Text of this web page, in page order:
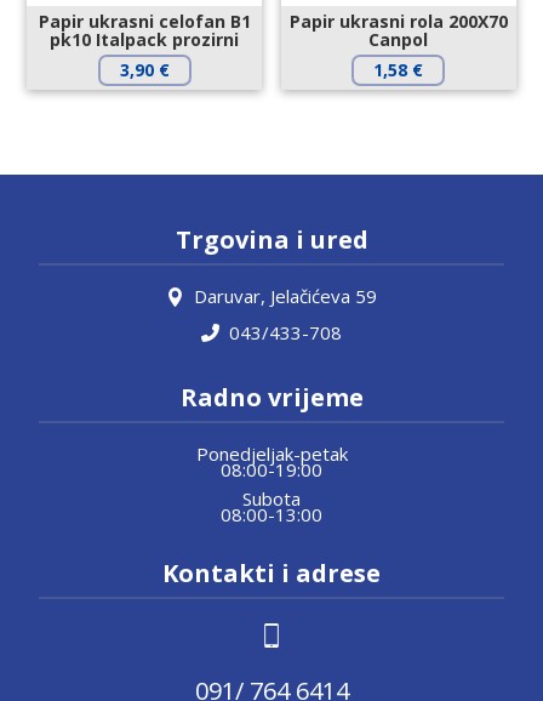
Papir ukrasni celofan B1
pk10 Italpack prozirni
3,90 €
Papir ukrasni rola 200X70
Canpol
1,58 €
Trgovina i ured
Daruvar, Jelačićeva 59
043/433-708
Radno vrijeme
Ponedjeljak-petak
08:00-19:00
Subota
08:00-13:00
Kontakti i adrese
091/ 764 6414